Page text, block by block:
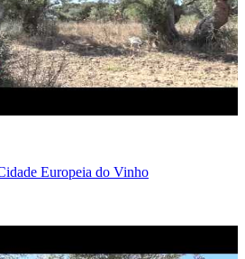
Europeia do Vinho